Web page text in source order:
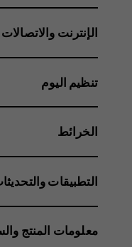
الإنترنت والاتصالات
تنظيم اليوم
الخرائط
التطبيقات
معلومات المنتج